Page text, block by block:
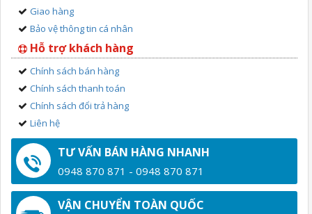
Giao hàng
Bảo vệ thông tin cá nhân
Hỗ trợ khách hàng
Chính sách bán hàng
Chính sách thanh toán
Chính sách đổi trả hàng
Liên hệ
TƯ VẤN BÁN HÀNG NHANH
0948 870 871 - 0948 870 871
VẬN CHUYỂN TOÀN QUỐC